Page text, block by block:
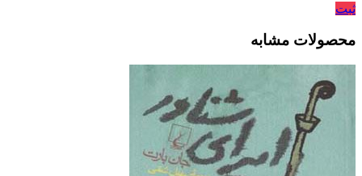
ثبت
محصولات مشابه